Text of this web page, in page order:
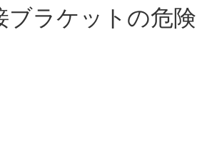
ブラケットの危険